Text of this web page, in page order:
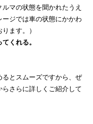
マの状態を聞かれたうえ
ジでは車の状態にかかわ
ます。）
くれる。
とスムーズですから、ぜ
さらに詳しくご紹介して